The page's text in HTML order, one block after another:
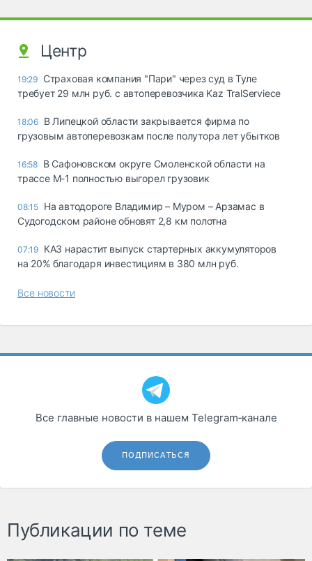
Центр
19:29 Страховая компания "Пари" через суд в Туле
требует 29 млн руб. с автоперевозчика Kaz TralServiece
18:06 В Липецкой области закрывается фирма по
грузовым автоперевозкам после полутора лет убытков
16:58 В Сафоновском округе Смоленской области на
трассе М-1 полностью выгорел грузовик
08:15 На автодороге Владимир – Муром – Арзамас в
Судогодском районе обновят 2,8 км полотна
07:19 КАЗ нарастит выпуск стартерных аккумуляторов
на 20% благодаря инвестициям в 380 млн руб.
Все новости
Все главные новости в нашем Telegram‑канале
ПОДПИСАТЬСЯ
Публикации по теме